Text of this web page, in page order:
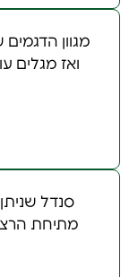
מגוון
ואז מגלים
סנדל
מתיחת